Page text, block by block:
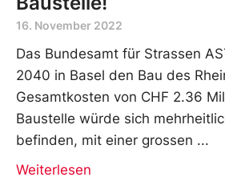
16. November 2022
Das Bundesamt für Strassen
2040 in Basel den Bau des
Gesamtkosten von CHF 2.36
Baustelle würde sich
befinden, mit einer grossen
Weiterlesen